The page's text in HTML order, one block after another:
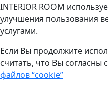
INTERIOR ROOM
улучшения пользования
услугами.
Если Вы продолжите
считать, что Вы согласны с
файлов “cookie”